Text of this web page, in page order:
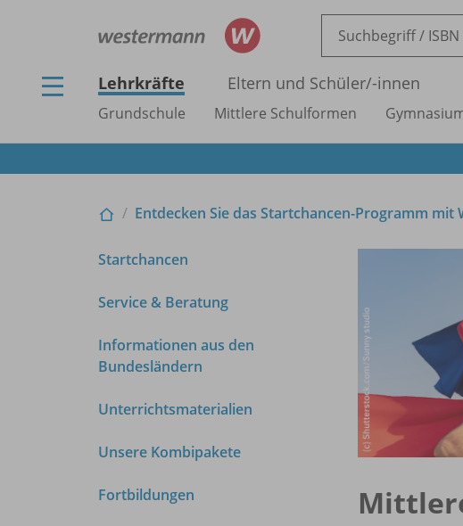
Lehrkräfte Eltern und Schüler/-innen
Grundschule Mittlere Schulformen
Entdecken Sie das Startchancen-Programm mit
Startchancen
Service & Beratung
Informationen aus den
Bundesländern
Unterrichtsmaterialien
Unsere Kombipakete
Fortbildungen